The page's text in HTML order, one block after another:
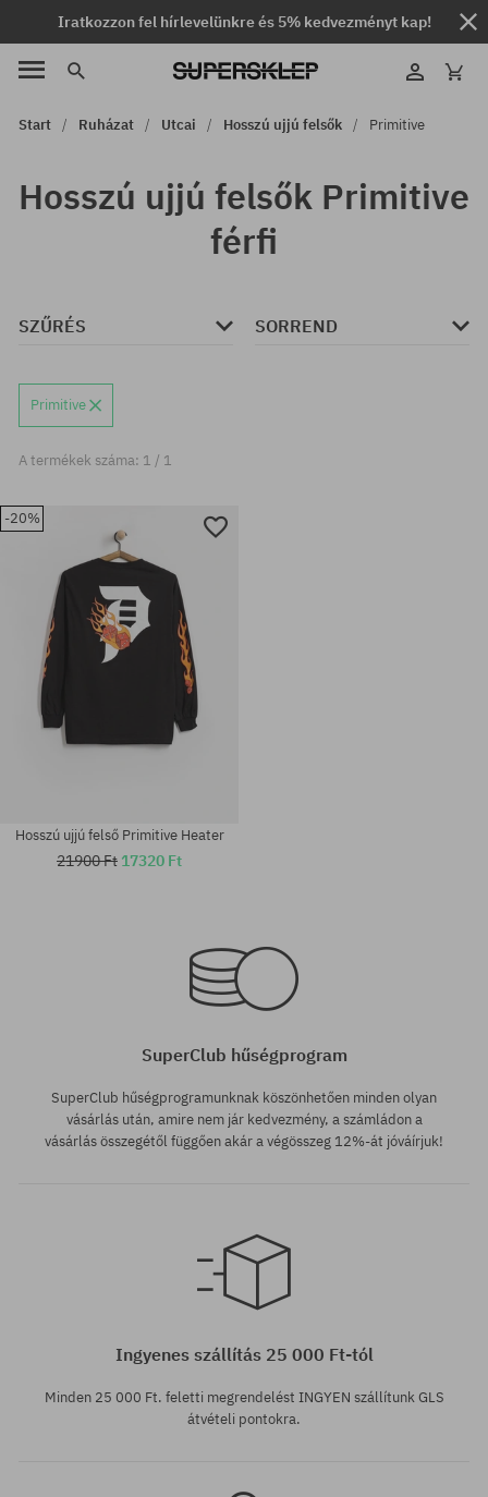
Iratkozzon fel hírlevelünkre és 5% kedvezményt kap!
Start Ruházat Utcai Hosszú ujjú felsők Primitive
Hosszú ujjú felsők Primitive
férfi
SZŰRÉS SORREND
Primitive
A termékek száma: 1 / 1
-20%
Hosszú ujjú felső Primitive Heater
21900 Ft 17320 Ft
SuperClub hűségprogram
SuperClub hűségprogramunknak köszönhetően minden olyan
vásárlás után, amire nem jár kedvezmény, a számládon a
vásárlás összegétől függően akár a végösszeg 12%-át jóváírjuk!
Ingyenes szállítás 25 000 Ft-tól
Minden 25 000 Ft. feletti megrendelést INGYEN szállítunk GLS
átvételi pontokra.